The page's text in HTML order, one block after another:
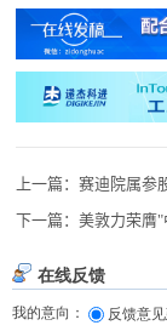
上一篇：赛迪院属参
下一篇：美敦力荣膺